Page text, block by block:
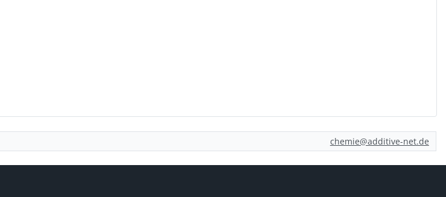
chemie@additive-net.de